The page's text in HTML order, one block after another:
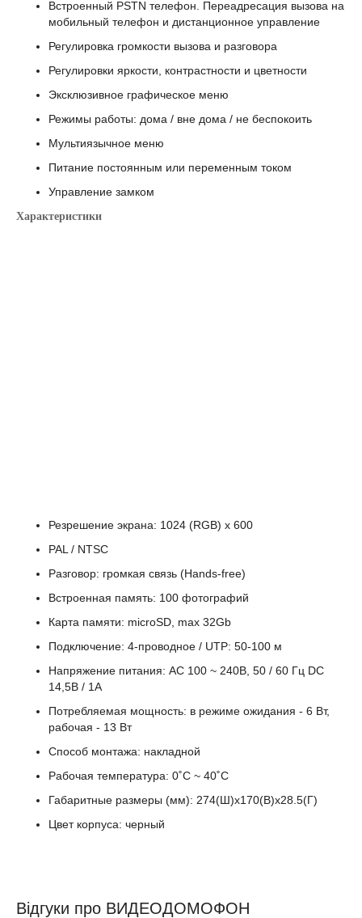
Встроенный PSTN телефон. Переадресация вызова на
мобильный телефон и дистанционное управление
Регулировка громкости вызова и разговора
Регулировки яркости, контрастности и цветности
Эксклюзивное графическое меню
Режимы работы: дома / вне дома / не беспокоить
Мультиязычное меню
Питание постоянным или переменным током
Управление замком
Характеристики
Резрешение экрана: 1024 (RGB) x 600
PAL / NTSC
Разговор: громкая связь (Hands-free)
Встроенная память: 100 фотографий
Карта памяти: microSD, max 32Gb
Подключение: 4-проводное / UTP: 50-100 м
Напряжение питания: АС 100 ~ 240В, 50 / 60 Гц DC
14,5В / 1А
Потребляемая мощность: в режиме ожидания - 6 Вт,
рабочая - 13 Вт
Способ монтажа: накладной
Рабочая температура: 0˚С ~ 40˚C
Габаритные размеры (мм): 274(Ш)х170(В)х28.5(Г)
Цвет корпуса: черный
Відгуки про ВИДЕОДОМОФОН